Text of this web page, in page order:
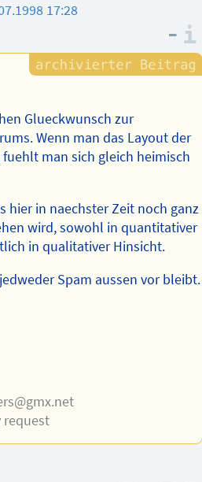
17:28
–
Glueckwunsch zur
Wenn man das Layout der
fuehlt man sich gleich heimisch
hier in naechster Zeit noch ganz
wird, sowohl in quantitativer
in qualitativer Hinsicht.
Spam aussen vor bleibt.
request